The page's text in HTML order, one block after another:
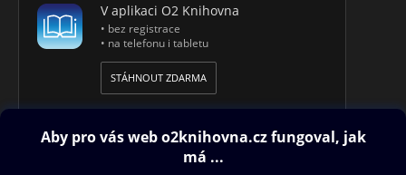
V aplikaci O2 Knihovna
• bez registrace
• na telefonu i tabletu
STÁHNOUT ZDARMA